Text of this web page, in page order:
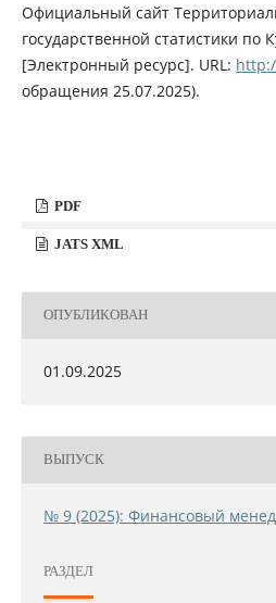
Официальный сайт
государственной статистики по
[Электронный ресурс]. URL:
обращения 25.07.2025).
PDF
JATS XML
ОПУБЛИКОВАН
01.09.2025
ВЫПУСК
№ 9 (2025): Финансовый
РАЗДЕЛ